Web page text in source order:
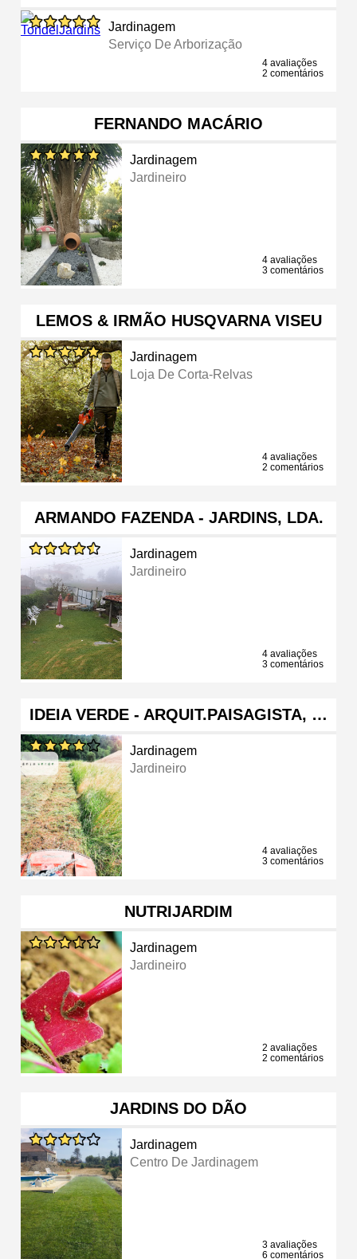
Jardinagem
Serviço De Arborização
4 avaliações
2 comentários
FERNANDO MACÁRIO
Jardinagem
Jardineiro
4 avaliações
3 comentários
LEMOS & IRMÃO HUSQVARNA VISEU
Jardinagem
Loja De Corta-Relvas
4 avaliações
2 comentários
ARMANDO FAZENDA - JARDINS, LDA.
Jardinagem
Jardineiro
4 avaliações
3 comentários
IDEIA VERDE - ARQUIT.PAISAGISTA, …
Jardinagem
Jardineiro
4 avaliações
3 comentários
NUTRIJARDIM
Jardinagem
Jardineiro
2 avaliações
2 comentários
JARDINS DO DÃO
Jardinagem
Centro De Jardinagem
3 avaliações
6 comentários